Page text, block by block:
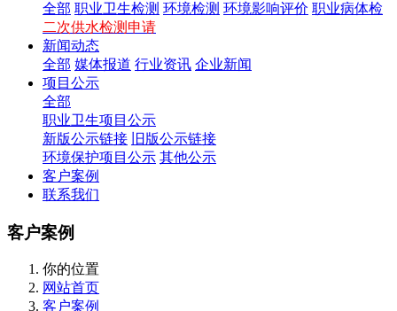
全部 职业卫生检测 环境检测 环境影响评价 职业病体检
二次供水检测申请
新闻动态
全部 媒体报道 行业资讯 企业新闻
项目公示
全部
职业卫生项目公示
新版公示链接
旧版公示链接
环境保护项目公示 其他公示
客户案例
联系我们
客户案例
你的位置
网站首页
客户案例